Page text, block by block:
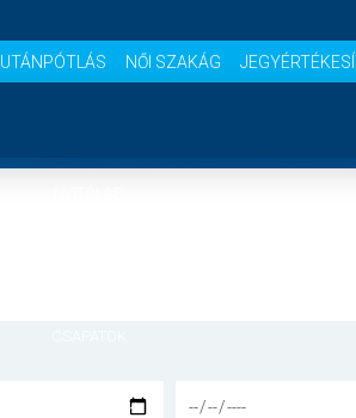
UTÁNPÓTLÁS NŐI SZAKÁG
MÉRKŐZÉSEK